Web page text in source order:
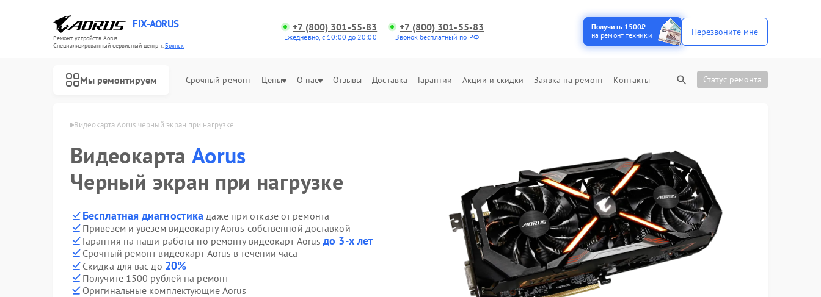
FIX-AORUS
Ремонт устройств Aorus
Специализированный cервисный центр г.Брянск
+7 (800) 301-55-83
Ежедневно, с 10:00 до 20:00
+7 (800) 301-55-83
Звонок бесплатный по РФ
Получить 1500₽
на ремонт техники
Перезвоните мне
Мы ремонтируем Срочный ремонт Цены О нас Отзывы Доставка Гарантии Акции и скидки Заявка на ремонт Контакты Статус ремонта
Видеокарта Aorus черный экран при нагрузке
Видеокарта Aorus
Черный экран при нагрузке
Бесплатная диагностика даже при отказе от ремонта
Привезем и увезем видеокарту Aorus собственной доставкой
Гарантия на наши работы по ремонту видеокарт Aorusдо 3-х лет
Срочный ремонт видеокарт Aorus в течении часа
Скидка для вас до 20%
Получите 1500 рублей на ремонт
Оригинальные комплектующие Aorus